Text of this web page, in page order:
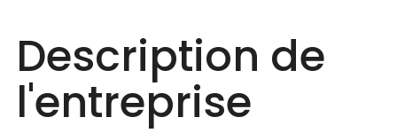
Description de
l'entreprise